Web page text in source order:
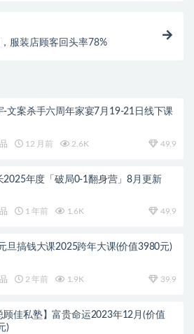
服装店顾客回头率78%
-文案杀手六周年家宴7月19-21日线下课
12 月前 2.6K 49.9
2025年度「破局0-1翻身营」8月更新
1 年前 1.6K 49.9
旦搞钱大课2025跨年大课(价值3980元)
2 年前 1.9K 39.9
顾佳私塾】富贵命运2023年12月(价值
)